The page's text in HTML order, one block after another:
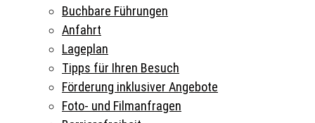
Buchbare Führungen
Anfahrt
Lageplan
Tipps für Ihren Besuch
Förderung inklusiver Angebote
Foto- und Filmanfragen